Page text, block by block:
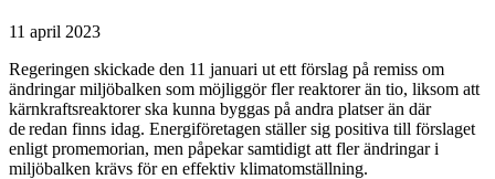
11 april 2023
Regeringen skickade den 11 januari ut ett förslag på remiss om
ändringar miljöbalken som möjliggör fler reaktorer än tio, liksom att
kärnkraftsreaktorer ska kunna byggas på andra platser än där
de redan finns idag. Energiföretagen ställer sig positiva till förslaget
enligt promemorian, men påpekar samtidigt att fler ändringar i
miljöbalken krävs för en effektiv klimatomställning.